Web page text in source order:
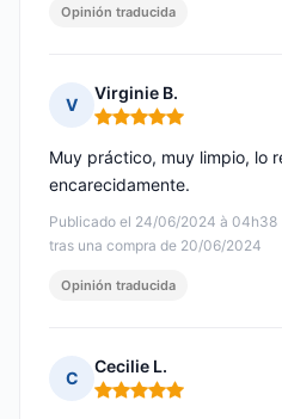
Opinión traducida
V
Virginie B.
Nota: 5 de 5
Publicado el 24/06/2024 à 04h38
tras una compra de 20/06/2024
Muy práctico, muy limpio, lo
encarecidamente.
Opinión traducida
C
Cecilie L.
Nota: 5 de 5